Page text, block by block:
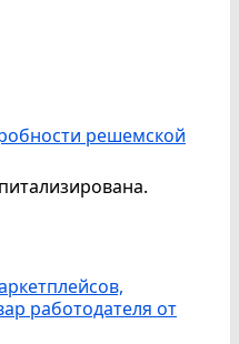
решемской
работодателя от